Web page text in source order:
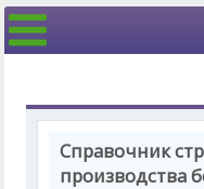
Справочник
производства